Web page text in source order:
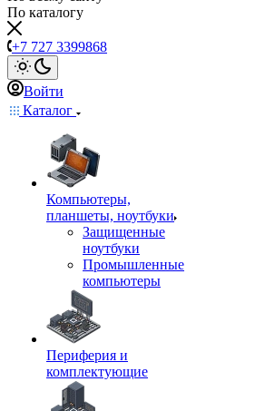
По каталогу
+7 727 3399868
Войти
Каталог
Компьютеры,
планшеты, ноутбуки
Защищенные
ноутбуки
Промышленные
компьютеры
Периферия и
комплектующие